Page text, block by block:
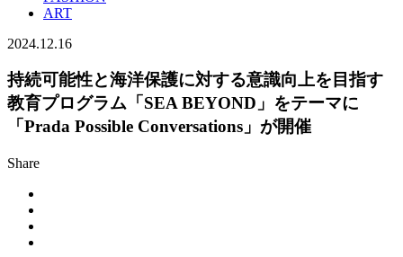
ART
2024.12.16
持続可能性と海洋保護に対する意識向上を目指す
教育プログラム「SEA BEYOND」をテーマに
「Prada Possible Conversations」が開催
Share